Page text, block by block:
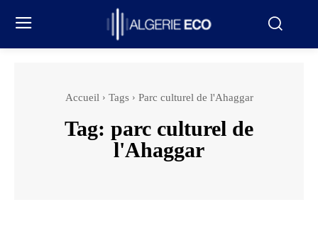
Accueil Tags Parc culturel de l'Ahaggar
Tag: parc culturel de
l'Ahaggar